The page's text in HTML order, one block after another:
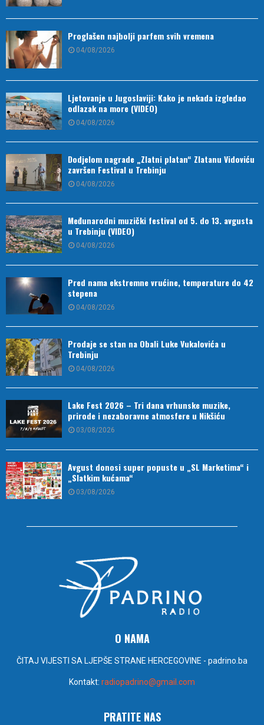
Proglašen najbolji parfem svih vremena
04/08/2026
Ljetovanje u Jugoslaviji: Kako je nekada izgledao
odlazak na more (VIDEO)
04/08/2026
Dodjelom nagrade „Zlatni platan“ Zlatanu Vidoviću
završen Festival u Trebinju
04/08/2026
Međunarodni muzički festival od 5. do 13. avgusta
u Trebinju (VIDEO)
04/08/2026
Pred nama ekstremne vrućine, temperature do 42
stepena
04/08/2026
Prodaje se stan na Obali Luke Vukalovića u
Trebinju
04/08/2026
Lake Fest 2026 – Tri dana vrhunske muzike,
prirode i nezaboravne atmosfere u Nikšiću
03/08/2026
Avgust donosi super popuste u „SL Marketima“ i
„Slatkim kućama“
03/08/2026
O NAMA
ČITAJ VIJESTI SA LJEPŠE STRANE HERCEGOVINE - padrino.ba
Kontakt: radiopadrino@gmail.com
PRATITE NAS